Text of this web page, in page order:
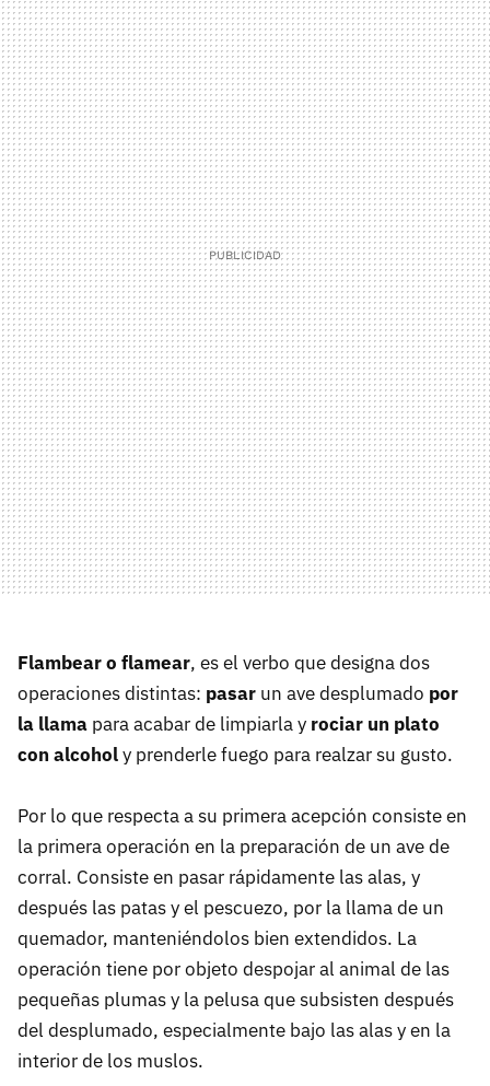
Flambear o flamear, es el verbo que designa dos
operaciones distintas: pasar un ave desplumado por
la llama para acabar de limpiarla y rociar un plato
con alcoholy prenderle fuego para realzar su gusto.
Por lo que respecta a su primera acepción consiste en
la primera operación en la preparación de un ave de
corral. Consiste en pasar rápidamente las alas, y
después las patas y el pescuezo, por la llama de un
quemador, manteniéndolos bien extendidos. La
operación tiene por objeto despojar al animal de las
pequeñas plumas y la pelusa que subsisten después
del desplumado, especialmente bajo las alas y en la
interior de los muslos.